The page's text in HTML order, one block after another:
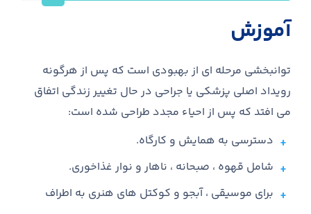
آموزش
توانبخشی مرحله ای از بهبودی است که پس از هرگونه
رویداد اصلی پزشکی یا جراحی در حال تغییر زندگی اتفاق
می افتد که پس از احیاء مجدد طراحی شده است:
دسترسی به همایش و کارگاه.
شامل قهوه ، صبحانه ، ناهار و نوار غذاخوری.
برای موسیقی ، آبجو و کوکتل های هنری به اطراف